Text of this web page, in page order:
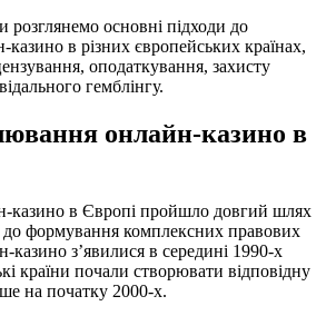
розглянемо основні підходи до
в різних європейських країнах,
оподаткування, захисту
гемблінгу.
онлайн-казино в
казино в Європі пройшло довгий шлях
до формування комплексних правових
з’явилися в середині 1990-х
країни почали створювати відповідну
на початку 2000-х.